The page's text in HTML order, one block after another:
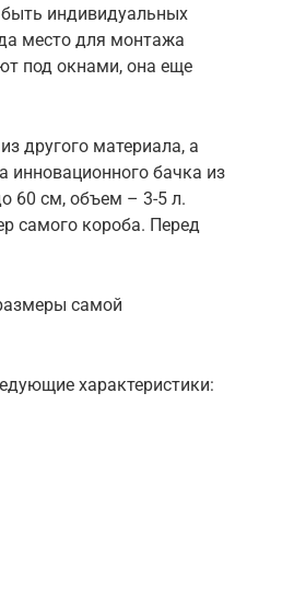
индивидуальных
место для монтажа
под окнами, она еще
другого материала, а
бачка из
60 см, объем – 3-5 л.
самого короба. Перед
самой
характеристики: